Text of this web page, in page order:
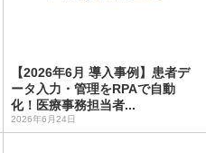
【2026年6月 導入事例】患者デ
ータ入力・管理をRPAで自動
化！医療事務担当者...
2026年6月24日